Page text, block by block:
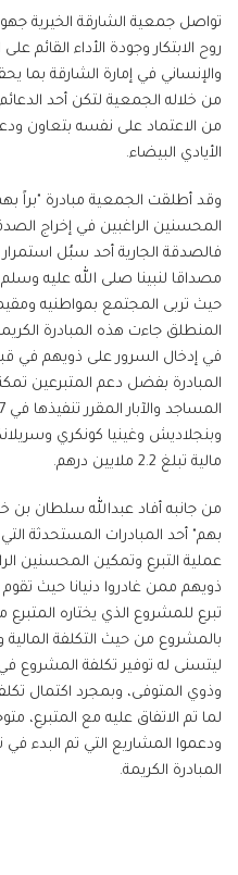
تواصل جمعية الشارقة الخيرية
روح الابتكار وجودة الأداء القائم
والإنساني في إمارة الشارقة بما
من خلاله الجمعية لتكن أحد
من الاعتماد على نفسه بتعاون
الأيادي البيضاء.
وقد أطلقت الجمعية مبادرة "براً
المحسنين الراغبين في إخراج
فالصدقة الجارية أحد سبُل
مصداقا لنبينا صلى الله عليه
حيث تربى المجتمع بمواطنيه
المنطلق جاءت هذه المبادرة
في إدخال السرور على ذويهم في
وبنجلاديش وغينيا كونكري
مالية تبلغ 2.2 ملايين درهم.
من جانبه أفاد عبدالله سلطان بن
بهم" أحد المبادرات المستحدثة
عملية التبرع وتمكين
ذويهم ممن غادروا دنيانا حيث
تبرع للمشروع الذي يختاره
بالمشروع من حيث التكلفة المالية
ليتسنى له توفير تكلفة المشروع
وذوي المتوفى، وبمجرد اكتمال
لما تم الاتفاق عليه مع المتبرع،
ودعموا المشاريع التي تم البدء
المبادرة الكريمة.